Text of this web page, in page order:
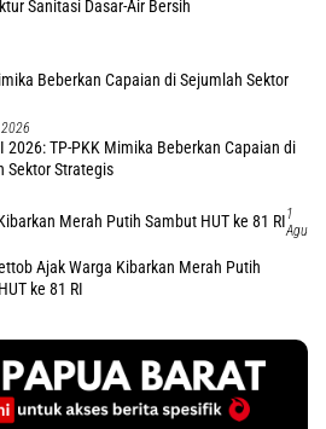
Sanitasi Dasar-Air Bersih
2026: TP-PKK Mimika Beberkan Capaian di
Sektor Strategis
1
Agu
Ajak Warga Kibarkan Merah Putih
ke 81 RI